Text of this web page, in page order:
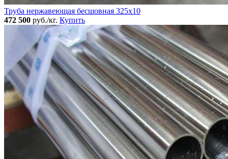
Труба нержавеющая бесшовная 325x10
472 500 руб./кг. Купить